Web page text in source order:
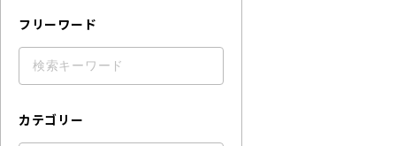
フリーワード
カテゴリー